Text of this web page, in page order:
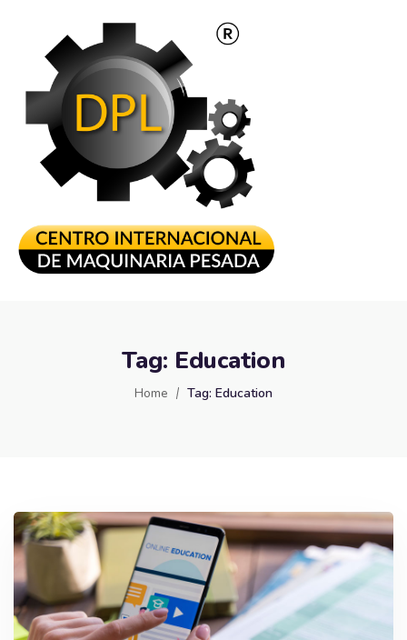
Tag: Education
Home Tag: Education